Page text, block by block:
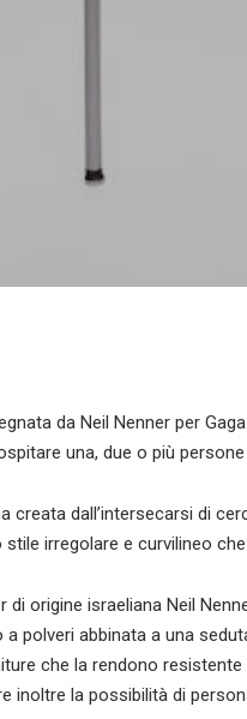
da Neil Nenner per
una, due o più
creata dall’intersecarsi di
stile irregolare e curvilineo
di origine israeliana Neil
a polveri abbinata a una
che la rendono
inoltre la possibilità di